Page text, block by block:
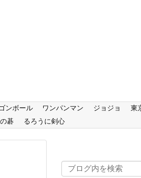
ンボール ワンパンマン ジョジョ
東
碁 るろうに剣心